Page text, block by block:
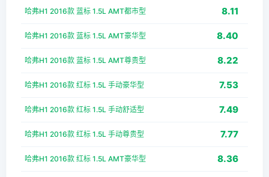
哈弗H1 2016款 蓝标 1.5L AMT都市型 8.11
哈弗H1 2016款 蓝标 1.5L AMT豪华型 8.40
哈弗H1 2016款 蓝标 1.5L AMT尊贵型 8.22
哈弗H1 2016款 红标 1.5L 手动豪华型 7.53
哈弗H1 2016款 红标 1.5L 手动舒适型 7.49
哈弗H1 2016款 红标 1.5L 手动尊贵型 7.77
哈弗H1 2016款 红标 1.5L AMT豪华型 8.36